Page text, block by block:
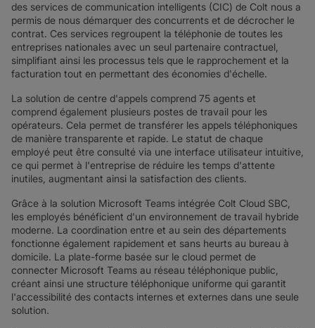
des services de communication intelligents (CIC) de Colt nous a
permis de nous démarquer des concurrents et de décrocher le
contrat. Ces services regroupent la téléphonie de toutes les
entreprises nationales avec un seul partenaire contractuel,
simplifiant ainsi les processus tels que le rapprochement et la
facturation tout en permettant des économies d'échelle.
La solution de centre d'appels comprend 75 agents et
comprend également plusieurs postes de travail pour les
opérateurs. Cela permet de transférer les appels téléphoniques
de manière transparente et rapide. Le statut de chaque
employé peut être consulté via une interface utilisateur intuitive,
ce qui permet à l'entreprise de réduire les temps d'attente
inutiles, augmentant ainsi la satisfaction des clients.
Grâce à la solution Microsoft Teams intégrée Colt Cloud SBC,
les employés bénéficient d'un environnement de travail hybride
moderne. La coordination entre et au sein des départements
fonctionne également rapidement et sans heurts au bureau à
domicile. La plate-forme basée sur le cloud permet de
connecter Microsoft Teams au réseau téléphonique public,
créant ainsi une structure téléphonique uniforme qui garantit
l'accessibilité des contacts internes et externes dans une seule
solution.